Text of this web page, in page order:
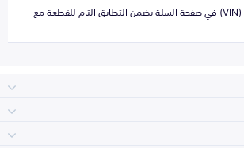
تزويدنا برقم الهيكل (VIN) في صفحة السلة يضمن التطابق التام للقطعة مع